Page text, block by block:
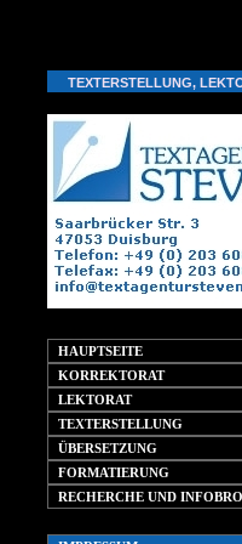
TEXTERSTELLUNG,
HAUPTSEITE
KORREKTORAT
LEKTORAT
TEXTERSTELLUNG
ÜBERSETZUNG
FORMATIERUNG
RECHERCHE UND